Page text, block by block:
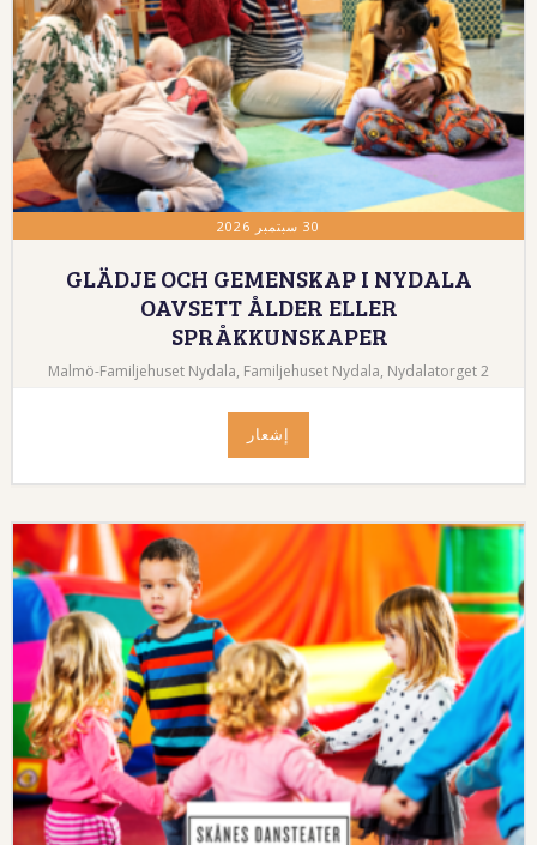
30 سبتمبر 2026
GLÄDJE OCH GEMENSKAP I NYDALA
OAVSETT ÅLDER ELLER
SPRÅKKUNSKAPER
Malmö-Familjehuset Nydala, Familjehuset Nydala, Nydalatorget 2
إشعار